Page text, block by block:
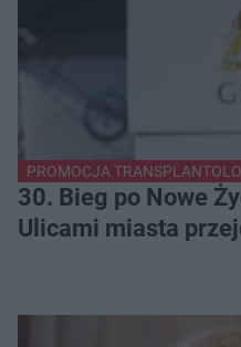
PROMOCJA
30. Bieg po Nowe
Ulicami miasta